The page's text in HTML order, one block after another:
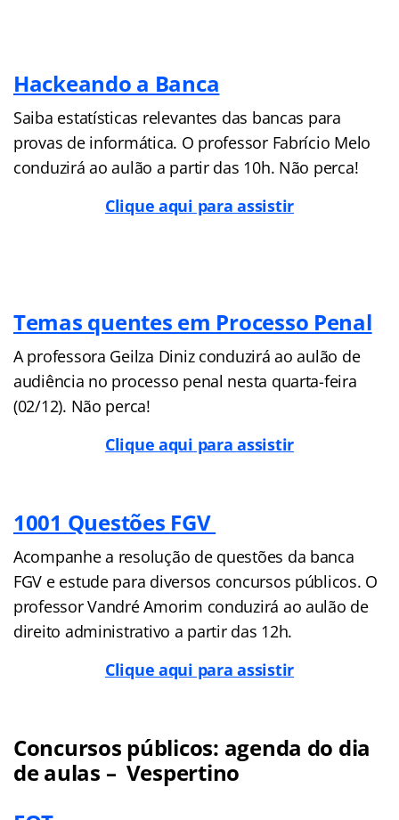
Hackeando a Banca
Saiba estatísticas relevantes das bancas para
provas de informática. O professor Fabrício Melo
conduzirá ao aulão a partir das 10h. Não perca!
Clique aqui para assistir
Temas quentes em Processo Penal
A professora Geilza Diniz conduzirá ao aulão de
audiência no processo penal nesta quarta-feira
(02/12). Não perca!
Clique aqui para assistir
1001 Questões FGV
Acompanhe a resolução de questões da banca
FGV e estude para diversos concursos públicos. O
professor Vandré Amorim conduzirá ao aulão de
direito administrativo a partir das 12h.
Clique aqui para assistir
Concursos públicos: agenda do dia
de aulas – Vespertino